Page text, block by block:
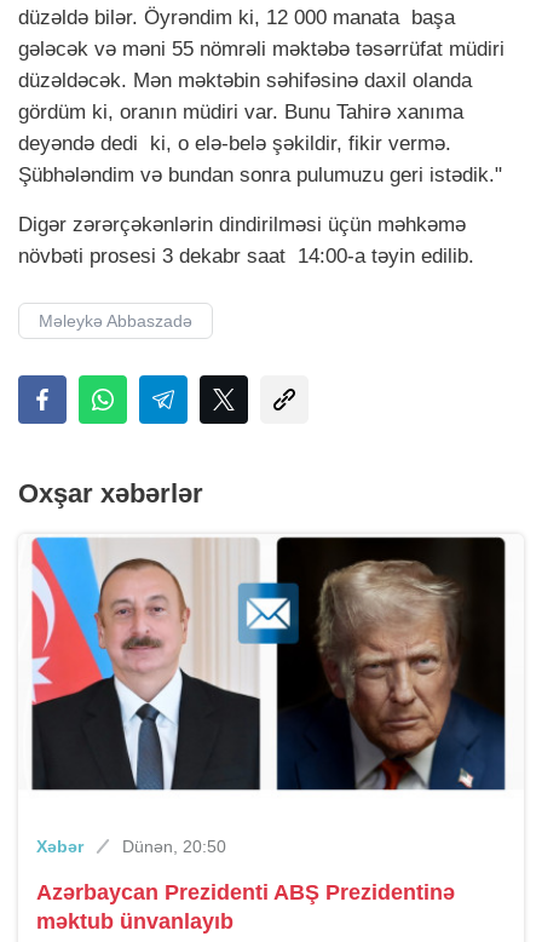
düzəldə bilər. Öyrəndim ki, 12 000 manata başa
gələcək və məni 55 nömrəli məktəbə təsərrüfat müdiri
düzəldəcək. Mən məktəbin səhifəsinə daxil olanda
gördüm ki, oranın müdiri var. Bunu Tahirə xanıma
deyəndə dedi ki, o elə-belə şəkildir, fikir vermə.
Şübhələndim və bundan sonra pulumuzu geri istədik."
Digər zərərçəkənlərin dindirilməsi üçün məhkəmə
növbəti prosesi 3 dekabr saat 14:00-a təyin edilib.
Məleykə Abbaszadə
Oxşar xəbərlər
Xəbər Dünən, 20:50
Azərbaycan Prezidenti ABŞ Prezidentinə
məktub ünvanlayıb